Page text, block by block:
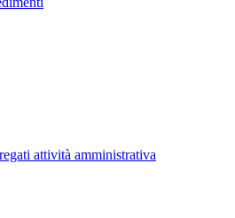
attività amministrativa